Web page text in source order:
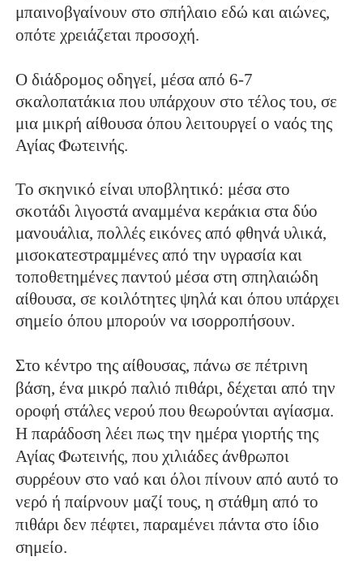
μπαινοβγαίνουν στο σπήλαιο εδώ και αιώνες,
οπότε χρειάζεται προσοχή.
Ο διάδρομος οδηγεί, μέσα από 6-7
σκαλοπατάκια που υπάρχουν στο τέλος του, σε
μια μικρή αίθουσα όπου λειτουργεί ο ναός της
Αγίας Φωτεινής.
Το σκηνικό είναι υποβλητικό: μέσα στο
σκοτάδι λιγοστά αναμμένα κεράκια στα δύο
μανουάλια, πολλές εικόνες από φθηνά υλικά,
μισοκατεστραμμένες από την υγρασία και
τοποθετημένες παντού μέσα στη σπηλαιώδη
αίθουσα, σε κοιλότητες ψηλά και όπου υπάρχει
σημείο όπου μπορούν να ισορροπήσουν.
Στο κέντρο της αίθουσας, πάνω σε πέτρινη
βάση, ένα μικρό παλιό πιθάρι, δέχεται από την
οροφή στάλες νερού που θεωρούνται αγίασμα.
Η παράδοση λέει πως την ημέρα γιορτής της
Αγίας Φωτεινής, που χιλιάδες άνθρωποι
συρρέουν στο ναό και όλοι πίνουν από αυτό το
νερό ή παίρνουν μαζί τους, η στάθμη από το
πιθάρι δεν πέφτει, παραμένει πάντα στο ίδιο
σημείο.